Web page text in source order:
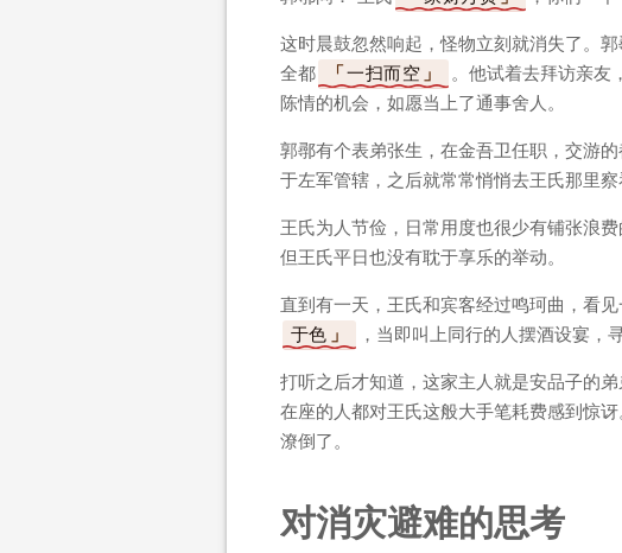
这时晨鼓忽然响起，怪物立刻就消失了。
全都
一扫而空
。他试着去拜访亲友
陈情的机会，如愿当上了通事舍人。
郭鄩有个表弟张生，在金吾卫任职，交游
于左军管辖，之后就常常悄悄去王氏那里察
王氏为人节俭，日常用度也很少有铺张浪
但王氏平日也没有耽于享乐的举动。
直到有一天，王氏和宾客经过鸣珂曲，看
于色
，当即叫上同行的人摆酒设宴，
打听之后才知道，这家主人就是安品子的
在座的人都对王氏这般大手笔耗费感到惊
潦倒了。
对消灾避难的思考